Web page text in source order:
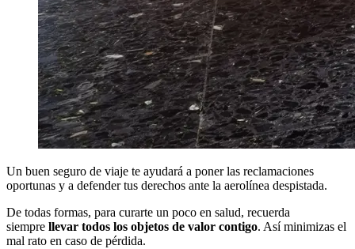
Un buen seguro de viaje te ayudará a poner las reclamaciones
oportunas y a defender tus derechos ante la aerolínea despistada.
De todas formas, para curarte un poco en salud, recuerda
siempre llevar todos los objetos de valor contigo. Así minimizas el
mal rato en caso de pérdida.